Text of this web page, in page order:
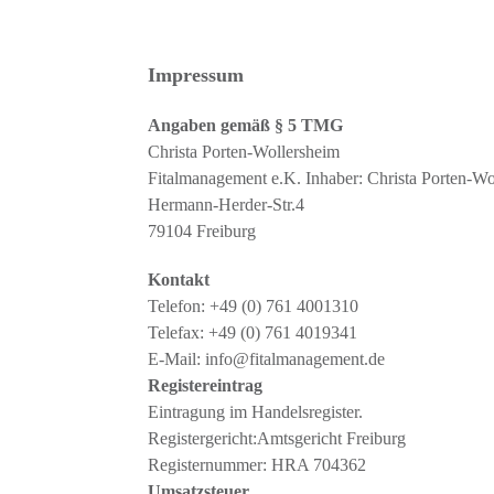
Impressum
Angaben gemäß § 5 TMG
Christa Porten-Wollersheim
Fitalmanagement e.K. Inhaber: Christa Porten-
Hermann-Herder-Str.4
79104 Freiburg
Kontakt
Telefon: +49 (0) 761 4001310
Telefax: +49 (0) 761 4019341
E-Mail: info@fitalmanagement.de
Registereintrag
Eintragung im Handelsregister.
Registergericht:Amtsgericht Freiburg
Registernummer: HRA 704362